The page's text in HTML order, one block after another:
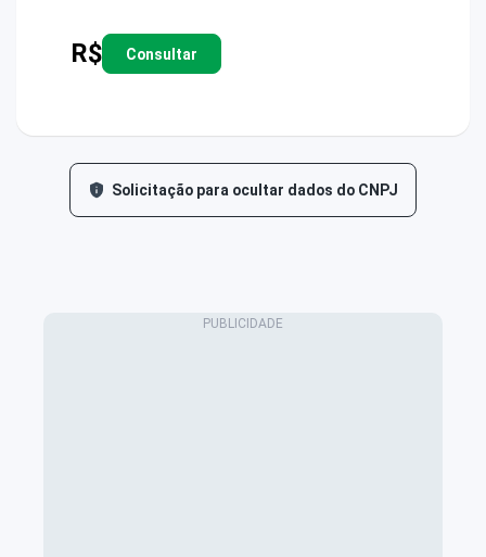
R$ Consultar
Solicitação para ocultar dados do CNPJ